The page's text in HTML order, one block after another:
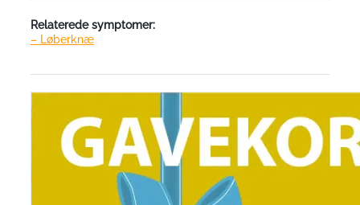
Relaterede symptomer:
– Løberknæ